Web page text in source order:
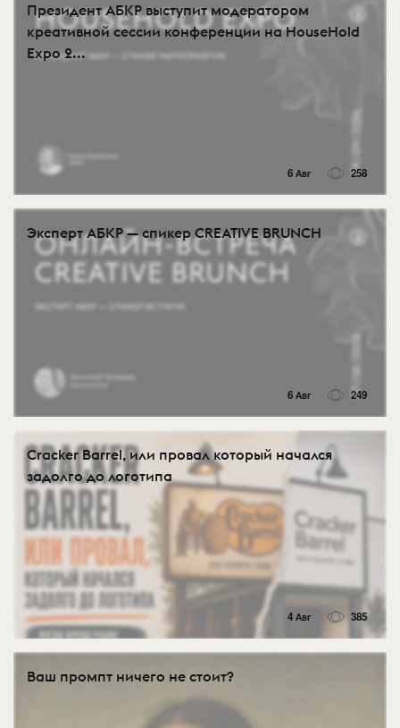
Президент АБКР выступит модератором
креативной сессии конференции на HouseHold
Expo 2...
6 Авг 258
Эксперт АБКР — спикер CREATIVE BRUNCH
6 Авг 249
Cracker Barrel, или провал который начался
задолго до логотипа
4 Авг 385
Ваш промпт ничего не стоит?